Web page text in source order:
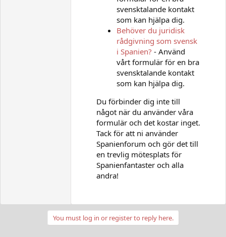
svensktalande kontakt
som kan hjälpa dig.
Behöver du juridisk
rådgivning som svensk
i Spanien? - Använd
vårt formulär för en bra
svensktalande kontakt
som kan hjälpa dig.
Du förbinder dig inte till
något när du använder våra
formulär och det kostar inget.
Tack för att ni använder
Spanienforum och gör det till
en trevlig mötesplats för
Spanienfantaster och alla
andra!
You must log in or register to reply here.